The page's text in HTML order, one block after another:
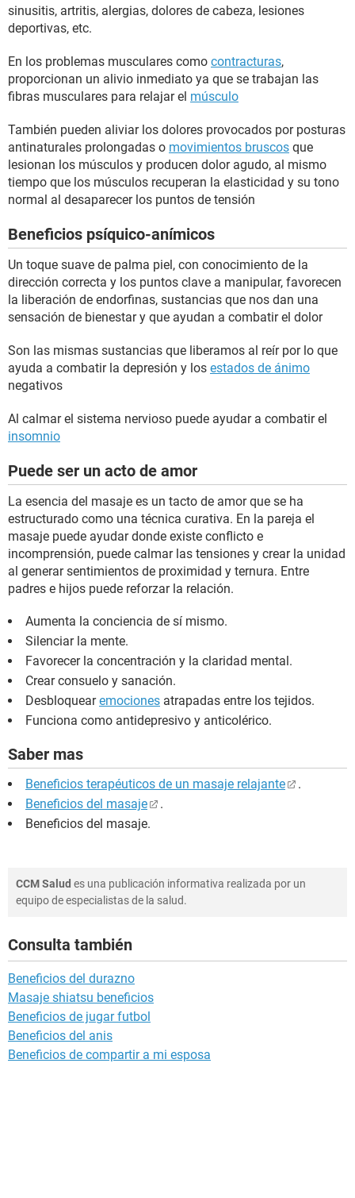
sinusitis, artritis, alergias, dolores de cabeza, lesiones
deportivas, etc.
En los problemas musculares como contracturas,
proporcionan un alivio inmediato ya que se trabajan las
fibras musculares para relajar el músculo
También pueden aliviar los dolores provocados por posturas
antinaturales prolongadas o movimientos bruscos que
lesionan los músculos y producen dolor agudo, al mismo
tiempo que los músculos recuperan la elasticidad y su tono
normal al desaparecer los puntos de tensión
Beneficios psíquico-anímicos
Un toque suave de palma piel, con conocimiento de la
dirección correcta y los puntos clave a manipular, favorecen
la liberación de endorfinas, sustancias que nos dan una
sensación de bienestar y que ayudan a combatir el dolor
Son las mismas sustancias que liberamos al reír por lo que
ayuda a combatir la depresión y los estados de ánimo
negativos
Al calmar el sistema nervioso puede ayudar a combatir el
insomnio
Puede ser un acto de amor
La esencia del masaje es un tacto de amor que se ha
estructurado como una técnica curativa. En la pareja el
masaje puede ayudar donde existe conflicto e
incomprensión, puede calmar las tensiones y crear la unidad
al generar sentimientos de proximidad y ternura. Entre
padres e hijos puede reforzar la relación.
Aumenta la conciencia de sí mismo.
Silenciar la mente.
Favorecer la concentración y la claridad mental.
Crear consuelo y sanación.
Desbloquearemociones atrapadas entre los tejidos.
Funciona como antidepresivo y anticolérico.
Saber mas
Beneficios terapéuticos de un masaje relajante
.
Beneficios del masaje
.
Beneficios del masaje.
CCM Salud es una publicación informativa realizada por un
equipo de especialistas de la salud.
Consulta también
Beneficios del durazno
Masaje shiatsu beneficios
Beneficios de jugar futbol
Beneficios del anis
Beneficios de compartir a mi esposa